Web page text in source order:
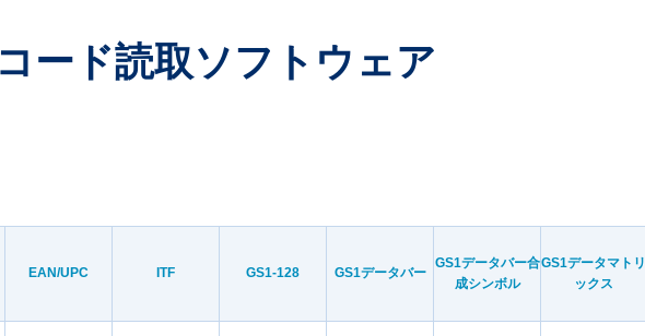
ード読取ソフトウェア
EAN/UPC ITF GS1-128 GS1データバー
GS1データバー合
成シンボル
GS1データマトリ
ックス